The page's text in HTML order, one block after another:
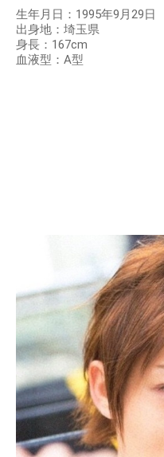
生年月日：1995年9月29日
出身地：埼玉県
身長：167cm
血液型：A型